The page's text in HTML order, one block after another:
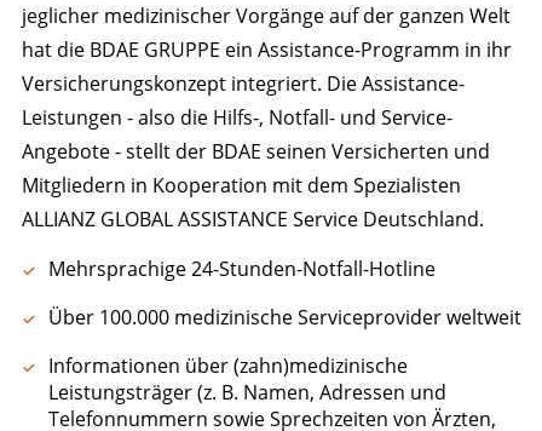
jeglicher medizinischer Vorgänge auf der ganzen Welt
hat die BDAE GRUPPE ein Assistance-Programm in ihr
Versicherungskonzept integriert. Die Assistance-
Leistungen - also die Hilfs-, Notfall- und Service-
Angebote - stellt der BDAE seinen Versicherten und
Mitgliedern in Kooperation mit dem Spezialisten
ALLIANZ GLOBAL ASSISTANCE Service Deutschland.
Mehrsprachige 24-Stunden-Notfall-Hotline
Über 100.000 medizinische Serviceprovider weltweit
Informationen über (zahn)medizinische
Leistungsträger (z. B. Namen, Adressen und
Telefonnummern sowie Sprechzeiten von Ärzten,